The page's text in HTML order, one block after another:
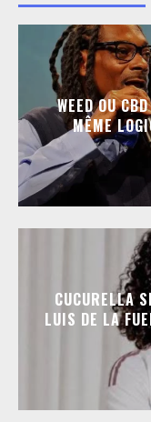
WEED OU
MÊME
CUCURELLA
LUIS DE LA